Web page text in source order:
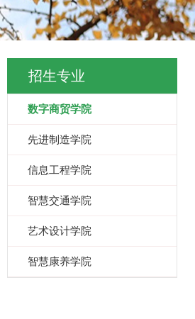
招生专业
数字商贸学院
先进制造学院
信息工程学院
智慧交通学院
艺术设计学院
智慧康养学院